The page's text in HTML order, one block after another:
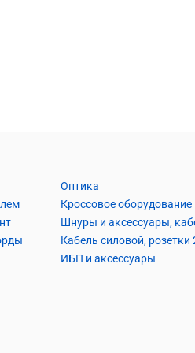
Оптика
Кроссовое оборудование
ИБП и аксессуары